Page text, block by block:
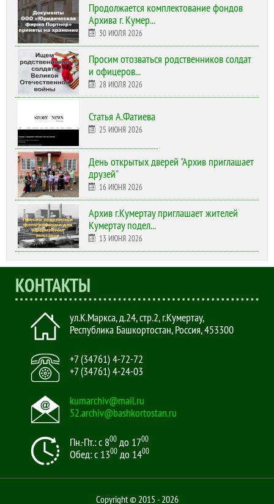
Продолжается комплектование фондов
Архива г. Кумер...
30 ИЮЛЯ 2026
Просим отозваться родственников солдат
и офицеров...
28 ИЮЛЯ 2026
Статья А.Фатиева
25 ИЮНЯ 2026
День открытых дверей "Архив приглашает
друзей"
16 ИЮНЯ 2026
Архив г.Кумертау приглашает жителей
Кумертау подел...
13 ИЮНЯ 2026
КОНТАКТЫ
ул.К.Маркса, д.24, стр.2,г.Кумертау,
Республика Башкортостан, Россия,453300
+7 (34761) 4-72-72
+7 (34761) 4-24-03
kumarchiv@mail.ru
52.archiv@bashkortostan.ru
Пн.-Пт.: с 800 до 1700
Обед: с 1300 до 1400
Copyright © 2015 - 2026